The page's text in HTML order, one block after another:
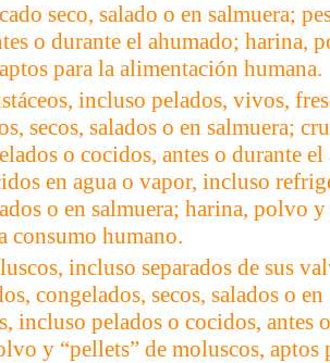
seco, salado o en salmuera;
o durante el ahumado; harina,
para la alimentación humana.
incluso pelados, vivos,
secos, salados o en salmuera;
o cocidos, antes o durante
en agua o vapor, incluso
o en salmuera; harina, polvo
consumo humano.
incluso separados de sus
congelados, secos, salados o
incluso pelados o cocidos, antes
y “pellets” de moluscos, aptos